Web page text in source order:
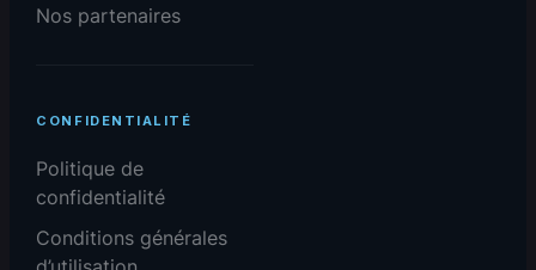
Nos partenaires
CONFIDENTIALITÉ
Politique de
confidentialité
Conditions générales